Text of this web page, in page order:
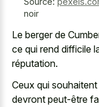
noir
Le berger de
ce qui rend difficile
réputation.
Ceux qui
devront peut-être